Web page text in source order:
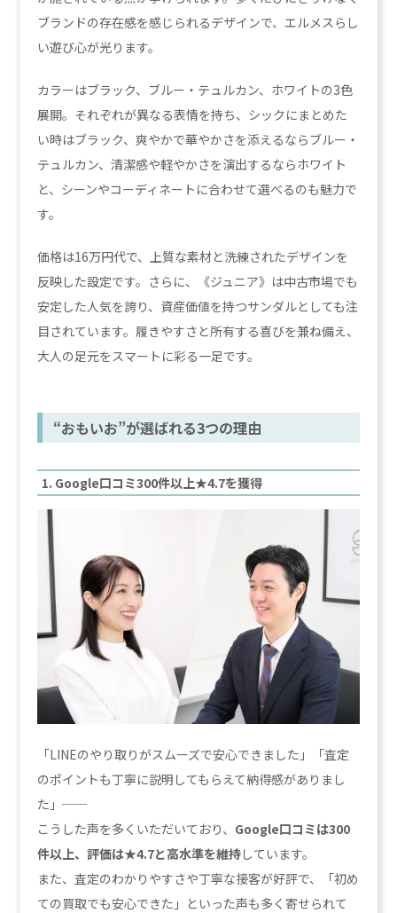
ブランドの存在感を感じられるデザインで、エルメスらし
い遊び心が光ります。
カラーはブラック、ブルー・テュルカン、ホワイトの3色
展開。それぞれが異なる表情を持ち、シックにまとめた
い時はブラック、爽やかで華やかさを添えるならブルー・
テュルカン、清潔感や軽やかさを演出するならホワイト
と、シーンやコーディネートに合わせて選べるのも魅力で
す。
価格は16万円代で、上質な素材と洗練されたデザインを
反映した設定です。さらに、《ジュニア》は中古市場でも
安定した人気を誇り、資産価値を持つサンダルとしても注
目されています。履きやすさと所有する喜びを兼ね備え、
大人の足元をスマートに彩る一足です。
“おもいお”が選ばれる3つの理由
1. Google口コミ300件以上★4.7を獲得
「LINEのやり取りがスムーズで安心できました」「査定
のポイントも丁寧に説明してもらえて納得感がありまし
た」──
こうした声を多くいただいており、 Google口コミは300
件以上、評価は★4.7と高水準を維持しています。
また、査定のわかりやすさや丁寧な接客が好評で、「初め
ての買取でも安心できた」といった声も多く寄せられて